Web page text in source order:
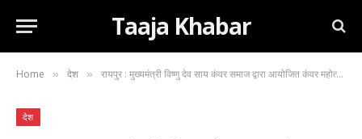
Taaja Khabar
Home » देश » रायपुर : मुख्यमंत्री विष्णु देव साय कंवर समाज द्वारा आयोजित कंवर महोत्सव सम्मान समारोह में शामिल होने राजधानी रायपुर के बलबीर सिंह जुनेजा इंडोर स्टेडियम पहुंचे…
देश